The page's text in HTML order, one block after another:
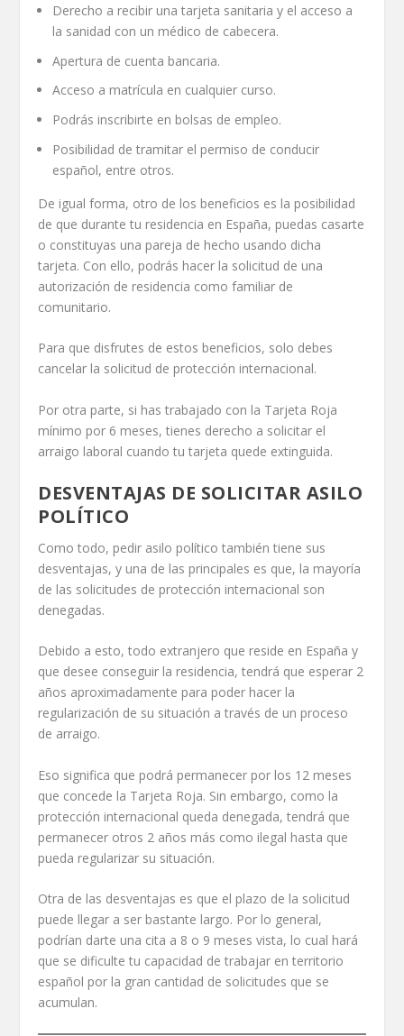
Derecho a recibir una tarjeta sanitaria y el acceso a
la sanidad con un médico de cabecera.
Apertura de cuenta bancaria.
Acceso a matrícula en cualquier curso.
Podrás inscribirte en bolsas de empleo.
Posibilidad de tramitar el permiso de conducir
español, entre otros.
De igual forma, otro de los beneficios es la posibilidad
de que durante tu residencia en España, puedas casarte
o constituyas una pareja de hecho usando dicha
tarjeta. Con ello, podrás hacer la solicitud de una
autorización de residencia como familiar de
comunitario.
Para que disfrutes de estos beneficios, solo debes
cancelar la solicitud de protección internacional.
Por otra parte, si has trabajado con la Tarjeta Roja
mínimo por 6 meses, tienes derecho a solicitar el
arraigo laboral cuando tu tarjeta quede extinguida.
DESVENTAJAS DE SOLICITAR ASILO
POLÍTICO
Como todo, pedir asilo político también tiene sus
desventajas, y una de las principales es que, la mayoría
de las solicitudes de protección internacional son
denegadas.
Debido a esto, todo extranjero que reside en España y
que desee conseguir la residencia, tendrá que esperar 2
años aproximadamente para poder hacer la
regularización de su situación a través de un proceso
de arraigo.
Eso significa que podrá permanecer por los 12 meses
que concede la Tarjeta Roja. Sin embargo, como la
protección internacional queda denegada, tendrá que
permanecer otros 2 años más como ilegal hasta que
pueda regularizar su situación.
Otra de las desventajas es que el plazo de la solicitud
puede llegar a ser bastante largo. Por lo general,
podrían darte una cita a 8 o 9 meses vista, lo cual hará
que se dificulte tu capacidad de trabajar en territorio
español por la gran cantidad de solicitudes que se
acumulan.